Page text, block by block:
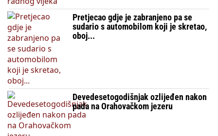
Pretjecao gdje je zabranjeno pa se
sudario s automobilom koji je skretao,
oboj...
Devedesetogodišnjak ozlijeđen nakon
pada na Orahovačkom jezeru